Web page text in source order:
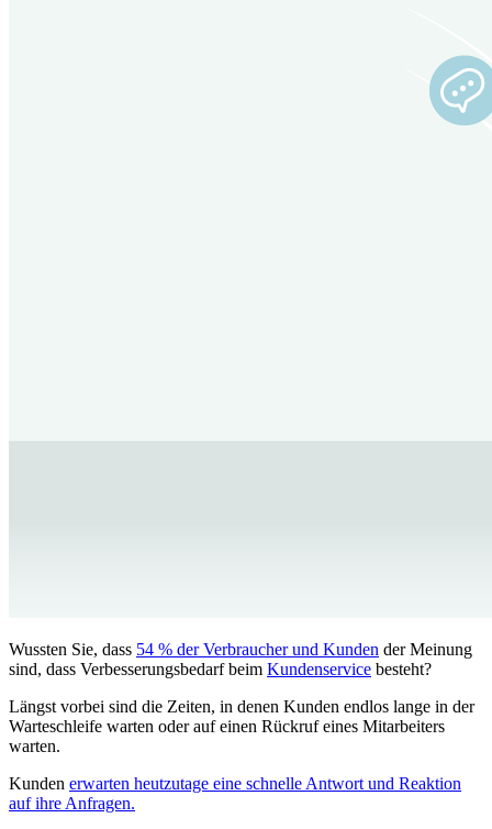
Wussten Sie, dass 54 % der Verbraucher und Kunden der Meinung
sind, dass Verbesserungsbedarf beim Kundenservice besteht?
Längst vorbei sind die Zeiten, in denen Kunden endlos lange in der
Warteschleife warten oder auf einen Rückruf eines Mitarbeiters
warten.
Kunden erwarten heutzutage eine schnelle Antwort und Reaktion
auf ihre Anfragen.